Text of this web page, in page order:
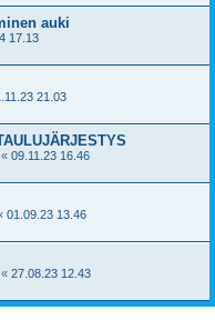
auki
17.13
21.03
« 09.11.23 16.46
01.09.23 13.46
« 27.08.23 12.43